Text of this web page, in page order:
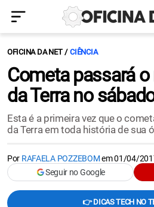
OFICINA DA NET CIÊNCIA
Cometa passará
da Terra no
Esta é a primeira vez que o
da Terra em toda história de sua
Por RAFAELA POZZEBOMem01/04/
Seguir no Google
👉 DICAS TECH NO